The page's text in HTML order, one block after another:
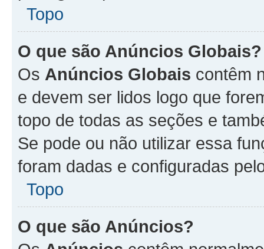
Topo
O que são Anúncios Globais?
Os Anúncios Globais contêm
e devem ser lidos logo que
topo de todas as seções e
Se pode ou não utilizar essa
foram dadas e configuradas
Topo
O que são Anúncios?